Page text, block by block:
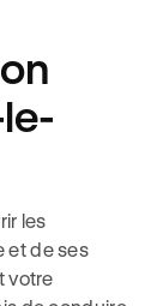
les
et de ses
votre